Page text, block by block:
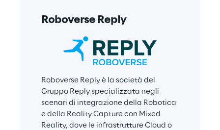
Roboverse Reply
Roboverse Reply è la società del
Gruppo Reply specializzata negli
scenari di integrazione della Robotica
e della Reality Capture con Mixed
Reality, dove le infrastrutture Cloud o